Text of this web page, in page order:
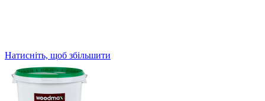
Натисніть, щоб збільшити